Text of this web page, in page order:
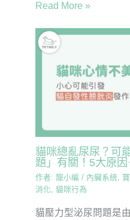
Read More »
貓咪總亂尿尿？可
題」有關！5大原因
作者: 寵小編 / 內臟系統,
消化, 貓咪行為
貓壓力型泌尿問題是